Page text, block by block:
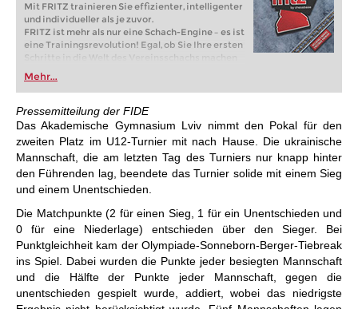
Mit FRITZ trainieren Sie effizienter, intelligenter
und individueller als je zuvor.
FRITZ ist mehr als nur eine Schach-Engine – es ist
eine Trainingsrevolution! Egal, ob Sie Ihre ersten
Schritte in die Welt des Vereinsschachs machen
oder bereits auf Turnierniveau spielen: Mit
FRITZ trainieren Sie effizienter, intelligenter und
individueller als je zuvor.
Mehr...
Pressemitteilung der FIDE
Das Akademische Gymnasium Lviv nimmt den Pokal für den
zweiten Platz im U12-Turnier mit nach Hause. Die ukrainische
Mannschaft, die am letzten Tag des Turniers nur knapp hinter
den Führenden lag, beendete das Turnier solide mit einem Sieg
und einem Unentschieden.
Die Matchpunkte (2 für einen Sieg, 1 für ein Unentschieden und
0 für eine Niederlage) entschieden über den Sieger. Bei
Punktgleichheit kam der Olympiade-Sonneborn-Berger-Tiebreak
ins Spiel. Dabei wurden die Punkte jeder besiegten Mannschaft
und die Hälfte der Punkte jeder Mannschaft, gegen die
unentschieden gespielt wurde, addiert, wobei das niedrigste